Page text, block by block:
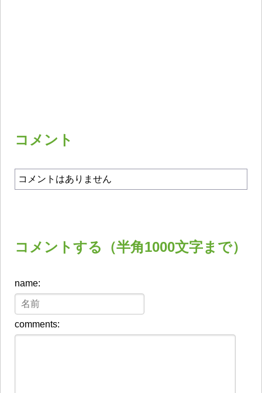
コメント
コメントはありません
コメントする（半角1000文字まで）
name:
comments: